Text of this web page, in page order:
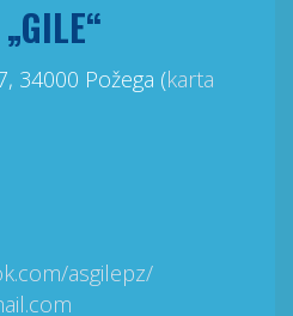
34000 Požega (karta
asgilepz/